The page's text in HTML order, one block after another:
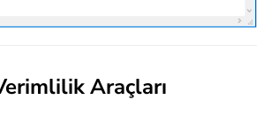
Araçları